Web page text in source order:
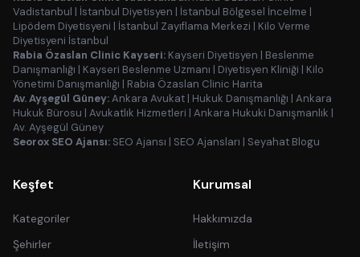
Vadistanbul | İstanbul Diyetisyen | İstanbul Bölgesel İncelme |
Lipödem Diyetisyeni | İstanbul Zayıflama Merkezi | Kilo Verme
Diyetisyeni İstanbul
Rabia Özaslan Clinic Kayseri: Kayseri Diyetisyen | Beslenme
Danışmanlığı | Kayseri Beslenme Uzmanı | Diyetisyen Kliniği | Kilo
Yönetimi Danışmanlığı | Rabia Özaslan Clinic Harita
Av. Ayşegül Güney:Ankara Avukat | Hukuk Danışmanlığı | Ankara
Hukuk Bürosu | Avukatlık Hizmetleri | Ankara Hukuki Danışmanlık |
Av. Ayşegül Güney
Seorox SEO Ajansı: SEO Ajansı | SEO Ajansları | Seyahat Blogu
Keşfet
Kategoriler
Şehirler
Kurumsal
Hakkımızda
İletişim